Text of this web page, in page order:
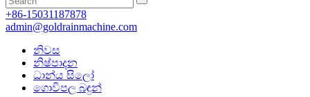
+86-15031187878
admin@goldrainmachine.com
නිවස
නිෂ්පාදන
ධාන්ය සිලෝ
ගොවිපල බඳුන්